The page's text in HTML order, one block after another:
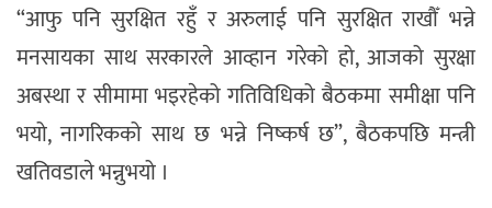
“आफु पनि सुरक्षित रहुँ र अरुलाई पनि सुरक्षित राखौँ भन्ने
मनसायका साथ सरकारले आव्हान गरेको हो, आजको सुरक्षा
अबस्था र सीमामा भइरहेको गतिविधिको बैठकमा समीक्षा पनि
भयो, नागरिकको साथ छ भन्ने निष्कर्ष छ”, बैठकपछि मन्त्री
खतिवडाले भन्नुभयो ।